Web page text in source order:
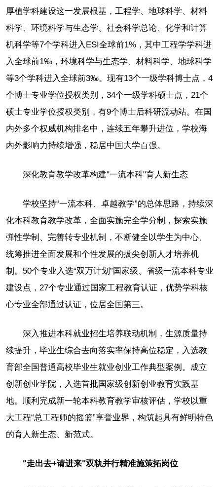
厚植学科建设这一发展根基，工程学、地球科学、材料
科学、环境科学与生态学、社会科学总论、化学和计算
机科学等7个学科进入ESI全球前1%，其中工程学学科进
入全球前1‰，环境科学与生态学、材料科学、地球科学
等3个学科进入全球前3‰。现有13个一级学科博士点，4
个博士专业学位授权类别，34个一级学科硕士点，21个
硕士专业学位授权类别，有9个博士后科研流动站。在国
内外多个权威机构排名中，连续五年攀升进位，学校海
内外影响力持续增强，稳居中国大学百强。
深化教育教学改革构建"一流本科"育人新生态
学校坚持“一流本科、卓越教学”的总体思路，持续深
化本科教育教学改革，全面实施完全学分制，探索实施
弹性学制、完善转专业机制，不断健全以学生为中心、
统筹推进全面发展和个性发展的拔尖创新人才培养机
制。50个专业入选“双万计划”国家级、省级一流本科专业
建设点，27个专业通过国家工程教育认证，优势学科核
心专业全部通过认证，位居全国第三。
深入推进本科就业招生培养联动机制，生源质量持
续提升，毕业生综合去向落实率保持高位稳定，入选教
育部全国普通高校毕业生就业创业工作典型案例。成立
创新创业学院，入选首批国家级创新创业教育实践基
地。顺利完成新一轮本科教育教学审核评估，学校以重
大工程“总工程师的摇篮”享誉业界，构筑起具有鲜明特色
的育人新生态、新范式。
"走出去+请进来"双轨并行精准施策拓岗位